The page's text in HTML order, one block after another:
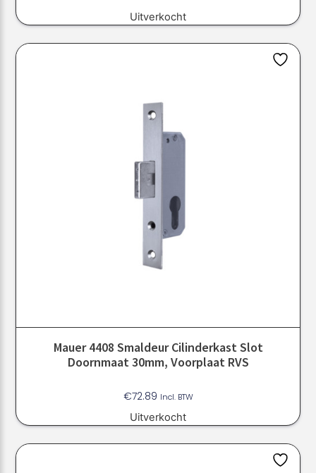
Uitverkocht
Mauer 4408 Smaldeur Cilinderkast Slot
Doornmaat 30mm, Voorplaat RVS
€72.89 Incl. BTW
Uitverkocht